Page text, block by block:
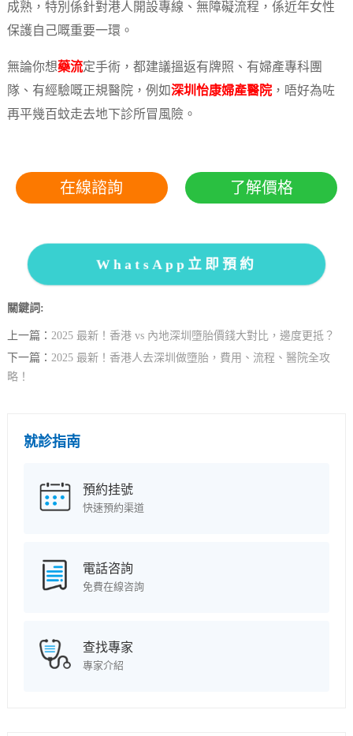
成熟，特別係針對港人開設專線、無障礙流程，係近年女性
保護自己嘅重要一環。
無論你想藥流定手術，都建議搵返有牌照、有婦產專科團
隊、有經驗嘅正規醫院，例如深圳怡康婦產醫院，唔好為咗
再平幾百蚊走去地下診所冒風險。
在線諮詢 了解價格
WhatsApp立即預約
關鍵詞:
上一篇： 2025 最新！香港 vs 內地深圳墮胎價錢大對比，邊度更抵？
下一篇： 2025 最新！香港人去深圳做墮胎，費用、流程、醫院全攻
略！
就診指南
預約挂號
快速預約渠道
電話咨詢
免費在線咨詢
查找專家
專家介紹